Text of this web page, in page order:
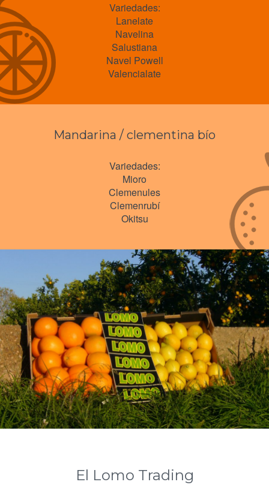
Variedades:
Lanelate
Navelina
Salustiana
Navel Powell
Valencialate
Mandarina / clementina bío
Variedades:
Mioro
Clemenules
Clemenrubí
Okitsu
El Lomo Trading